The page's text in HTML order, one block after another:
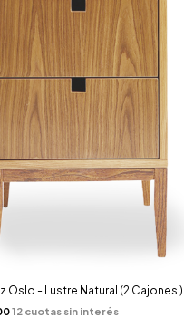
Oslo - Lustre Natural (2 Cajones )